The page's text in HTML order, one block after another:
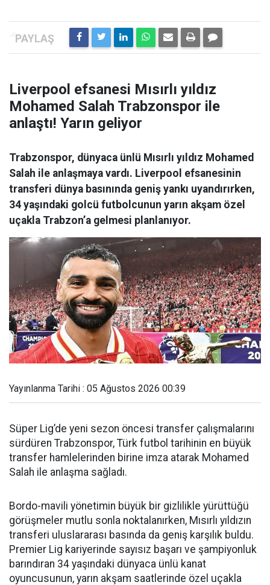
Liverpool efsanesi Mısırlı yıldız
Mohamed Salah Trabzonspor ile
anlaştı! Yarın geliyor
Trabzonspor, dünyaca ünlü Mısırlı yıldız Mohamed
Salah ile anlaşmaya vardı. Liverpool efsanesinin
transferi dünya basınında geniş yankı uyandırırken,
34 yaşındaki golcü futbolcunun yarın akşam özel
uçakla Trabzon’a gelmesi planlanıyor.
Yayınlanma Tarihi : 05 Ağustos 2026 00:39
Süper Lig’de yeni sezon öncesi transfer çalışmalarını
sürdüren Trabzonspor, Türk futbol tarihinin en büyük
transfer hamlelerinden birine imza atarak Mohamed
Salah ile anlaşma sağladı.
Bordo-mavili yönetimin büyük bir gizlilikle yürüttüğü
görüşmeler mutlu sonla noktalanırken, Mısırlı yıldızın
transferi uluslararası basında da geniş karşılık buldu.
Premier Lig kariyerinde sayısız başarı ve şampiyonluk
barındıran 34 yaşındaki dünyaca ünlü kanat
oyuncusunun, yarın akşam saatlerinde özel uçakla